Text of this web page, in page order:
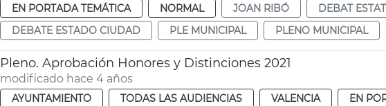
EN PORTADA TEMÁTICA
NORMAL JOAN RIBÓ
DEBAT
DEBATE ESTADO CIUDAD
PLE MUNICIPAL PLENO MUNICIPAL
Pleno. Aprobación Honores y Distinciones 2021
modificado hace 4 años
AYUNTAMIENTO TODAS LAS AUDIENCIAS VALENCIA EN